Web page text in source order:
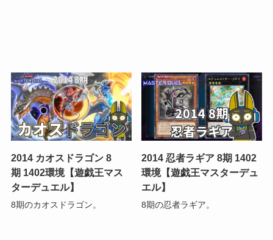
2014 カオスドラゴン 8
期 1402環境【遊戯王マス
ターデュエル】
8期のカオスドラゴン。
2014 忍者ラギア 8期 1402
環境【遊戯王マスターデュ
エル】
8期の忍者ラギア。